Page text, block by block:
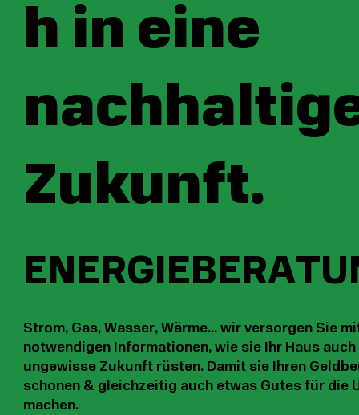
h in eine
Zukunft.
Strom, Gas, Wasser, Wärme... wir versorgen Sie
notwendigen Informationen, wie sie Ihr Haus
ungewisse Zukunft rüsten. Damit sie Ihren
schonen & gleichzeitig auch etwas Gutes für die
machen.